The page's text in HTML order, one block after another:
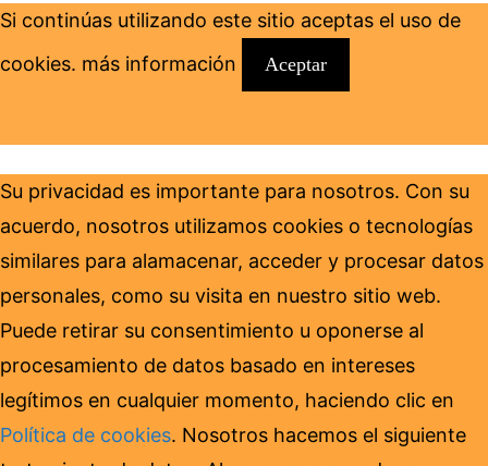
Si continúas utilizando este sitio aceptas el uso de
cookies. más información Aceptar
Su privacidad es importante para nosotros. Con su
acuerdo, nosotros utilizamos cookies o tecnologías
similares para alamacenar, acceder y procesar datos
personales, como su visita en nuestro sitio web.
Puede retirar su consentimiento u oponerse al
procesamiento de datos basado en intereses
legítimos en cualquier momento, haciendo clic en
Política de cookies. Nosotros hacemos el siguiente